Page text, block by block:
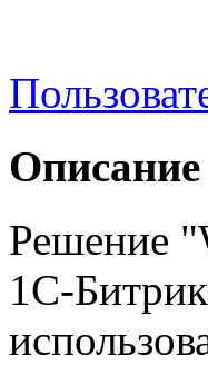
Описание
Решение
1С-